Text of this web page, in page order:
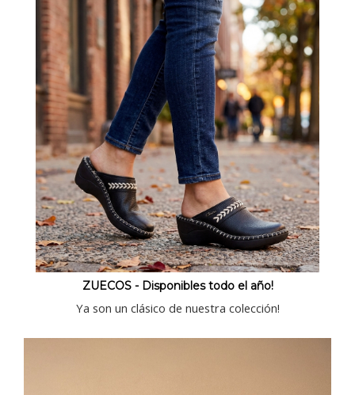
ZUECOS - Disponibles todo el año!
Ya son un clásico de nuestra colección!